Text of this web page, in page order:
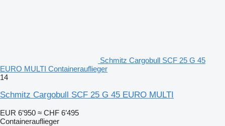
Schmitz Cargobull SCF 25 G 45
EURO MULTI Containerauflieger
14
Schmitz Cargobull SCF 25 G 45 EURO MULTI
EUR 6’950 ≈ CHF 6’495
Containerauflieger